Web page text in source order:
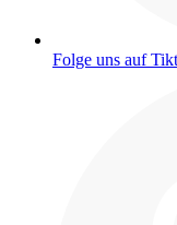
Folge uns auf